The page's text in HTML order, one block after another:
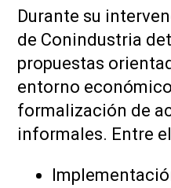
Durante su
de Conindustria
propuestas
entorno
formalización de
informales. Entre